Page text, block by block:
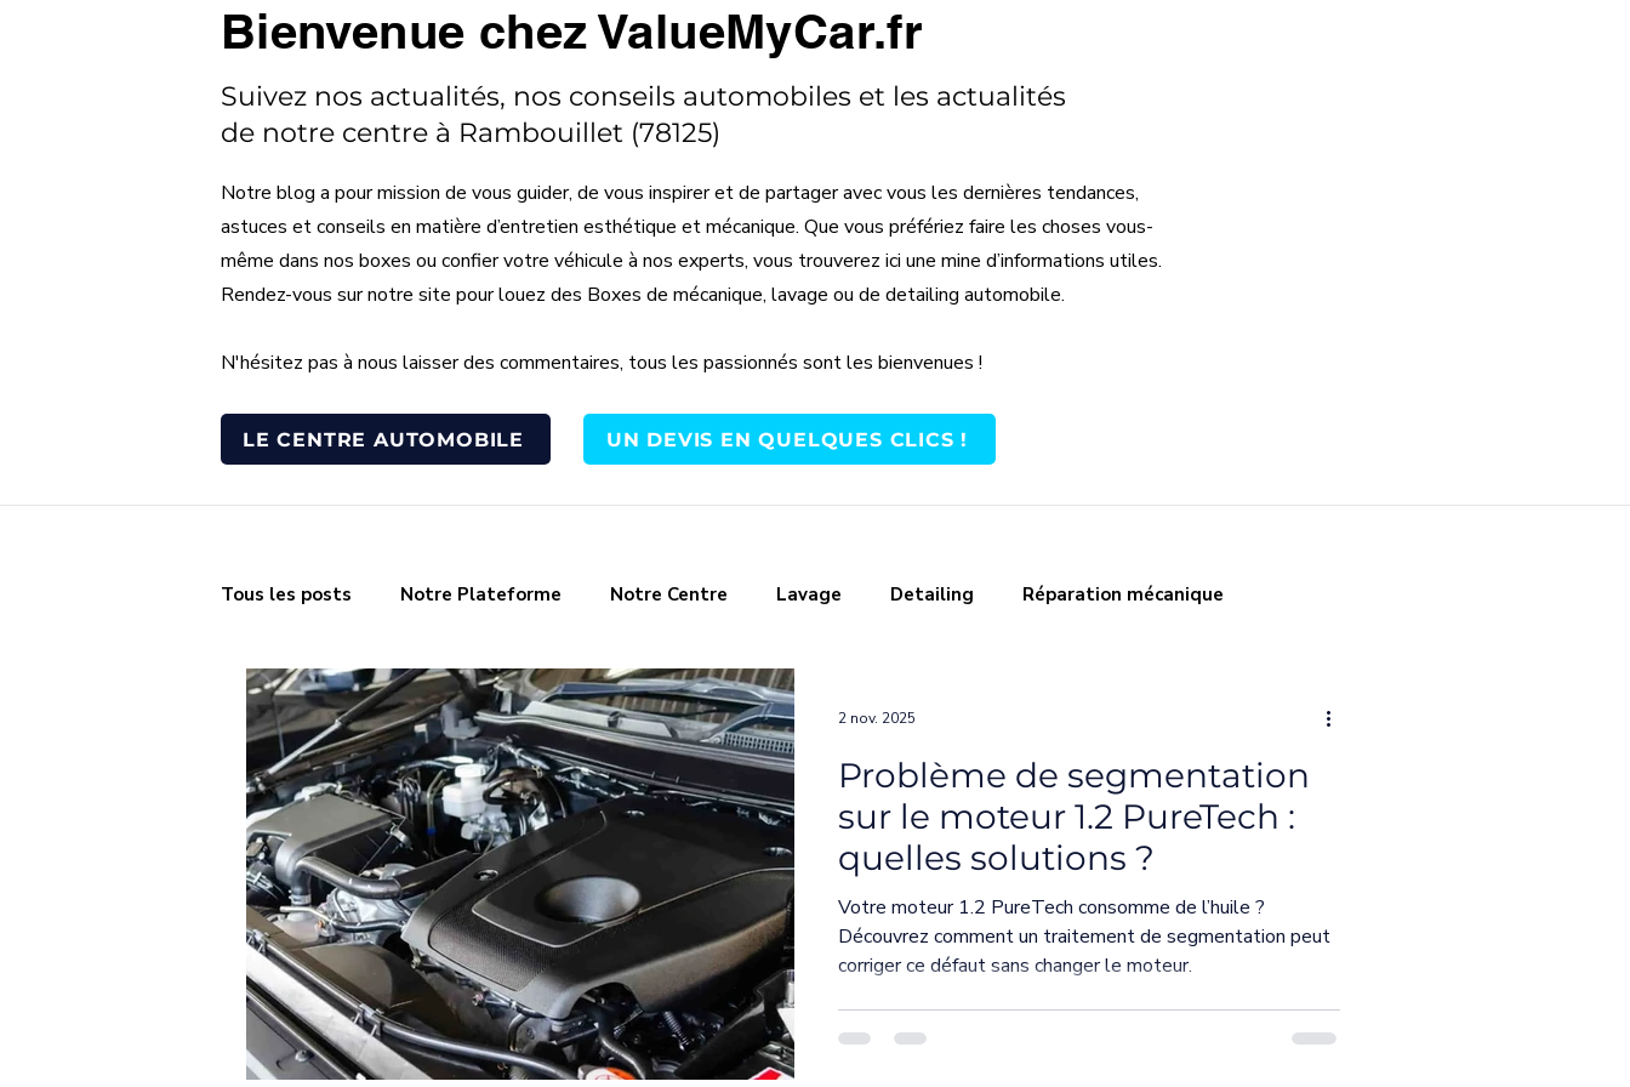
Bienvenue chez ValueMyCar.fr
Suivez nos actualités, nos conseils automobiles et les actualités
de notre centre à Rambouillet (78125)
Notre blog a pour mission de vous guider, de vous inspirer et de partager avec vous les dernières tendances,
astuces et conseils en matière d’entretien esthétique et mécanique. Que vous préfériez faire les choses vous-
même dans nos boxes ou confier votre véhicule à nos experts, vous trouverez ici une mine d’informations utiles.
Rendez-vous sur notre site pour louez des Boxes de mécanique, lavage ou de detailing automobile.
N'hésitez pas à nous laisser des commentaires, tous les passionnés sont les bienvenues !
LE CENTRE AUTOMOBILE UN DEVIS EN QUELQUES CLICS !
Tous les posts Notre Plateforme Notre Centre Lavage Detailing Réparation mécanique
Freinage Injection & alimentation en carbura Échappement & capteurs
Transmission & embrayage Moteur & performances Bioethanol Mécanique avancée
Contrôle technique Moteur Puretech Initiations
Débosselage Ad Blue AD Blue FAP puretech Traitement céramique
Problème de segmentation
sur le moteur 1.2 PureTech :
quelles solutions ?
Votre moteur 1.2 PureTech consomme de l’huile ?
Découvrez comment un traitement de segmentation peut
corriger ce défaut sans changer le moteur.
2 nov. 2025